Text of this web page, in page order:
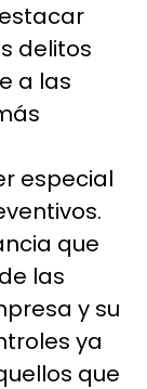
delitos
a las
especial
que
las
y su
ya
que